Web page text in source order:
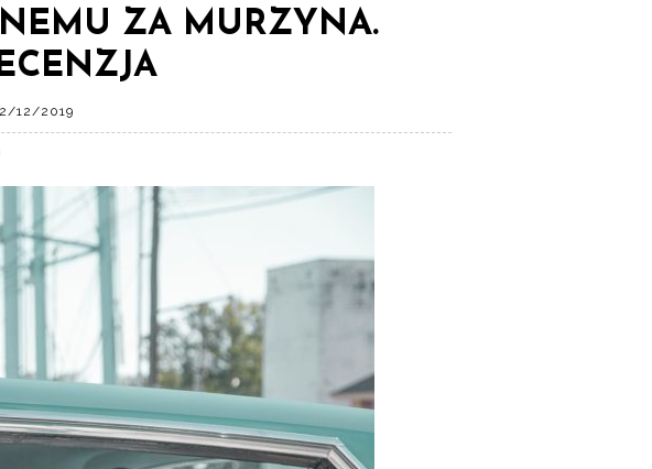
ZA MURZYNA.
12/2019